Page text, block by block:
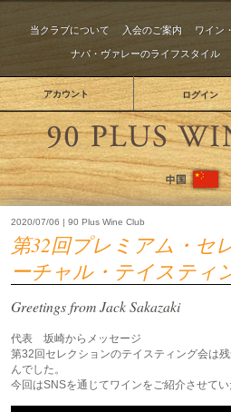
当クラブについて 入会のご案内 ワイン
ナパ・ヴァレーのライフスタイル
アカウント ログイン
2020/07/06 | 90 Plus Wine Club
第32回プレミアム・セ
ーチャル・テイスティ
Greetings from Jack Sakazaki
代表 坂崎からメッセージ
第32回セレクションのテイスティング会は
んでした。
今回はSNSを通じてワインをご紹介させてい